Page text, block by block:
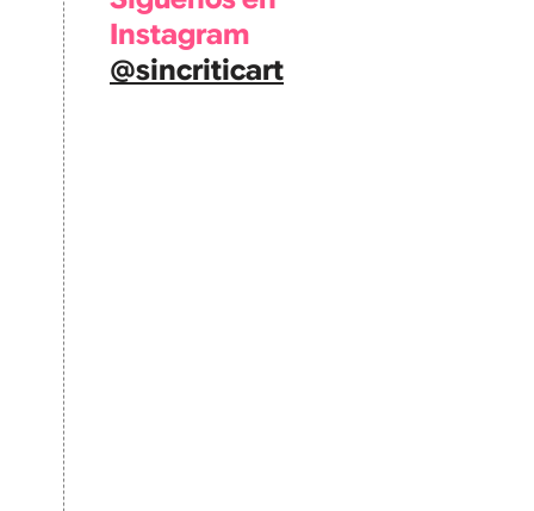
Instagram
@sincriticart